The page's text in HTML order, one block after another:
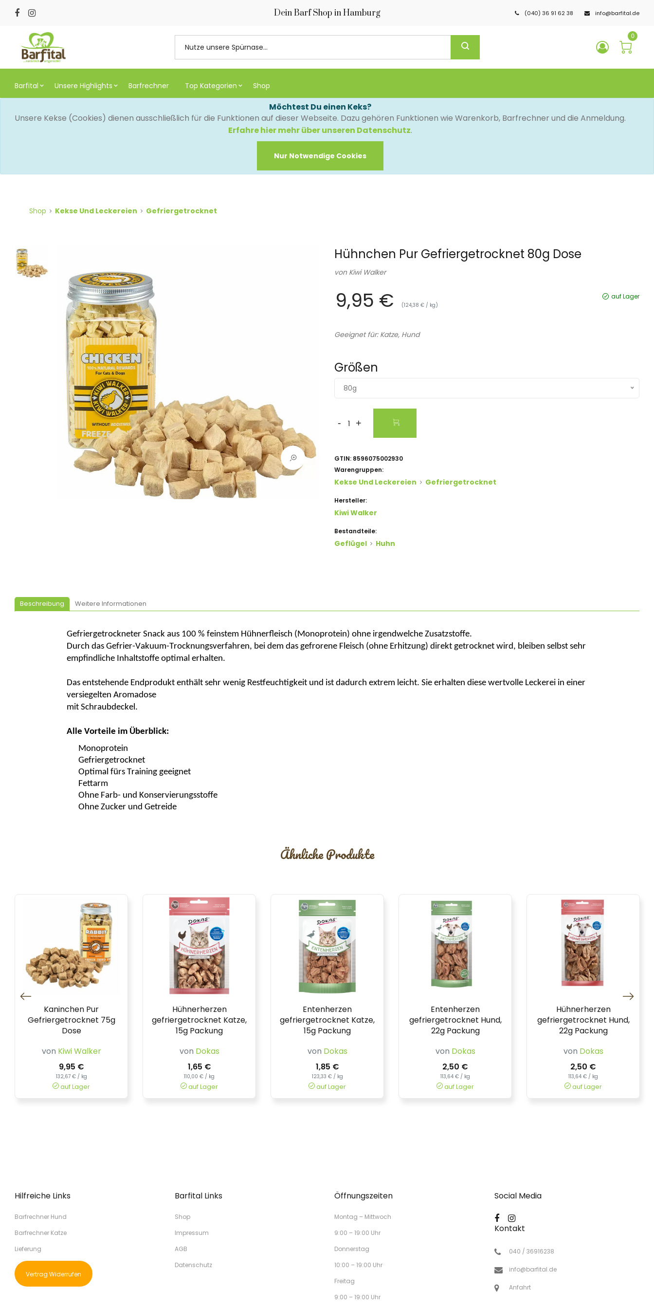
Dein Barf Shop in Hamburg (040) 36 91 62 38 info@barfital.de
0
Barfital Unsere Highlights Barfrechner Top Kategorien Shop
Möchtest Du einen Keks?
Unsere Kekse (Cookies) dienen ausschließlich für die Funktionen auf dieser Webseite. Dazu gehören Funktionen wie Warenkorb, Barfrechner und die Anmeldung.
Erfahre hier mehr über unseren Datenschutz.
Nur Notwendige Cookies
Shop Kekse Und Leckereien Gefriergetrocknet
Hühnchen Pur Gefriergetrocknet 80g Dose
von Kiwi Walker
9,95 € (124,38 € / kg)
auf Lager
Geeignet für: Katze, Hund
Größen
80g
- +
GTIN: 8596075002930
Warengruppen:
Kekse Und Leckereien Gefriergetrocknet
Hersteller:
Kiwi Walker
Bestandteile:
Geflügel Huhn
Beschreibung Weitere Informationen
Gefriergetrockneter Snack aus 100 % feinstem Hühnerfleisch (Monoprotein) ohne irgendwelche Zusatzstoffe.
Durch das Gefrier-Vakuum-Trocknungsverfahren, bei dem das gefrorene Fleisch (ohne Erhitzung) direkt getrocknet wird, bleiben selbst sehr
empfindliche Inhaltstoffe optimal erhalten.
Das entstehende Endprodukt enthält sehr wenig Restfeuchtigkeit und ist dadurch extrem leicht. Sie erhalten diese wertvolle Leckerei in einer
versiegelten Aromadose
mit Schraubdeckel.
Alle Vorteile im Überblick:
Monoprotein
Gefriergetrocknet
Optimal fürs Training geeignet
Fettarm
Ohne Farb- und Konservierungsstoffe
Ohne Zucker und Getreide
Ähnliche Produkte
Kaninchen Pur
Gefriergetrocknet 75g
Dose
von Kiwi Walker
9,95 €
132,67 € / kg
auf Lager
Hühnerherzen
gefriergetrocknet Katze,
15g Packung
von Dokas
1,65 €
110,00 € / kg
auf Lager
Entenherzen
gefriergetrocknet Katze,
15g Packung
von Dokas
1,85 €
123,33 € / kg
auf Lager
Entenherzen
gefriergetrocknet Hund,
22g Packung
von Dokas
2,50 €
113,64 € / kg
auf Lager
Hühnerherzen
gefriergetrocknet Hund,
22g Packung
von Dokas
2,50 €
113,64 € / kg
auf Lager
Hilfreiche Links
Barfrechner Hund
Barfrechner Katze
Lieferung
Vertrag Widerrufen
Barfital Links
Shop
Impressum
AGB
Datenschutz
Öffnungszeiten
Montag – Mittwoch
9:00 – 19:00 Uhr
Donnerstag
10:00 – 19:00 Uhr
Freitag
9:00 – 19:00 Uhr
Social Media
Kontakt
040 / 36916238
info@barfital.de
Anfahrt